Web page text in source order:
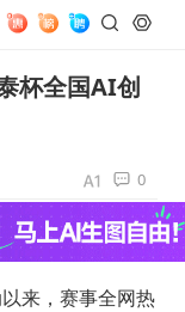
杯全国AI创
0
来，赛事全网热